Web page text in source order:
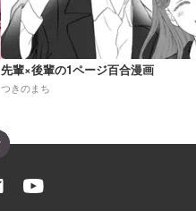
先輩×後輩の1ページ百合漫画
つきのまち